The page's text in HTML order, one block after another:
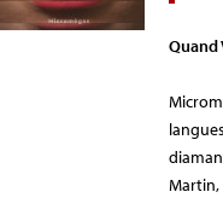
Quand
Martin,